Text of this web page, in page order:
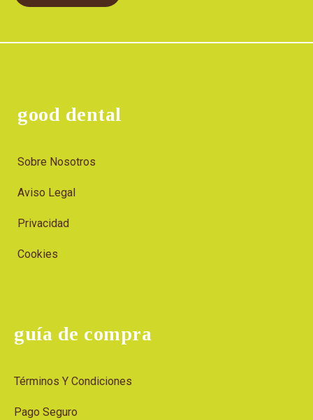
good dental
Sobre Nosotros
Aviso Legal
Privacidad
Cookies
guía de compra
Términos Y Condiciones
Pago Seguro